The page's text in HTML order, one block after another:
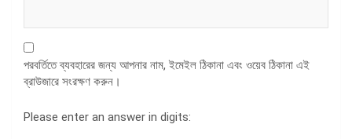
পরবর্তিতে ব্যবহারের জন্য আপনার নাম, ইমেইল ঠিকানা এবং ওয়েব ঠিকানা এই
ব্রাউজারে সংরক্ষণ করুন।
Please enter an answer in digits: